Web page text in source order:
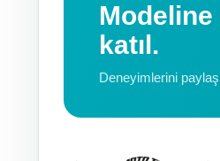
katıl.
Deneyimlerini